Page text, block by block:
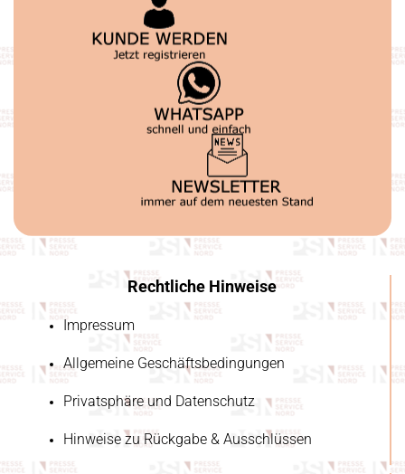
Rechtliche Hinweise
Impressum
Allgemeine Geschäftsbedingungen
Privatsphäre und Datenschutz
Hinweise zu Rückgabe & Ausschlüssen